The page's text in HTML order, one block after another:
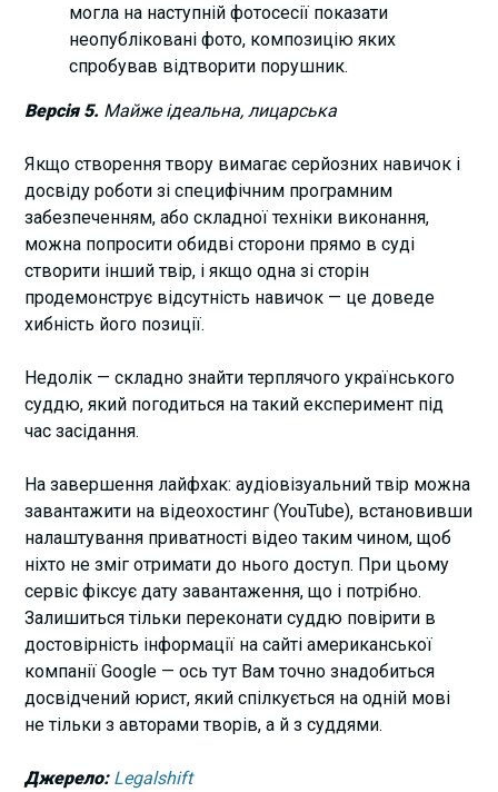
могла на наступній фотосесії показати
неопубліковані фото, композицію яких
спробував відтворити порушник.
Версія 5. Майже ідеальна, лицарська
Якщо створення твору вимагає серйозних навичок і
досвіду роботи зі специфічним програмним
забезпеченням, або складної техніки виконання,
можна попросити обидві сторони прямо в суді
створити інший твір, і якщо одна зі сторін
продемонструє відсутність навичок — це доведе
хибність його позиції.
Недолік — складно знайти терплячого українського
суддю, який погодиться на такий експеримент під
час засідання.
На завершення лайфхак: аудіовізуальний твір можна
завантажити на відеохостинг (YouTube), встановивши
налаштування приватності відео таким чином, щоб
ніхто не зміг отримати до нього доступ. При цьому
сервіс фіксує дату завантаження, що і потрібно.
Залишиться тільки переконати суддю повірити в
достовірність інформації на сайті американської
компанії Google — ось тут Вам точно знадобиться
досвідчений юрист, який спілкується на одній мові
не тільки з авторами творів, а й з суддями.
Джерело: Legalshift